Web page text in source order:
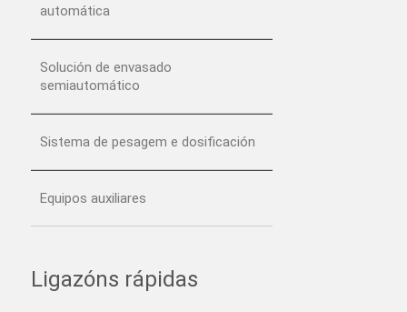
automática
Solución de envasado
semiautomático
Sistema de pesagem e dosificación
Equipos auxiliares
Ligazóns rápidas